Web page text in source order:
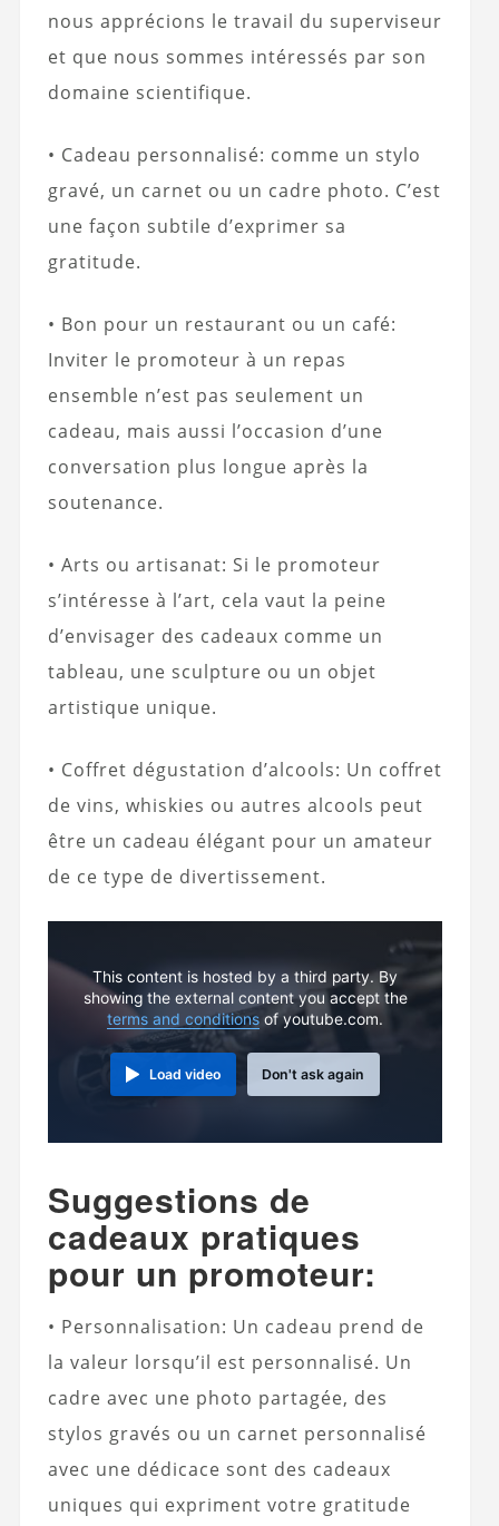
nous apprécions le travail du superviseur
et que nous sommes intéressés par son
domaine scientifique.
• Cadeau personnalisé: comme un stylo
gravé, un carnet ou un cadre photo. C’est
une façon subtile d’exprimer sa
gratitude.
• Bon pour un restaurant ou un café:
Inviter le promoteur à un repas
ensemble n’est pas seulement un
cadeau, mais aussi l’occasion d’une
conversation plus longue après la
soutenance.
• Arts ou artisanat: Si le promoteur
s’intéresse à l’art, cela vaut la peine
d’envisager des cadeaux comme un
tableau, une sculpture ou un objet
artistique unique.
• Coffret dégustation d’alcools: Un coffret
de vins, whiskies ou autres alcools peut
être un cadeau élégant pour un amateur
de ce type de divertissement.
This content is hosted by a third party. By
showing the external content you accept the
terms and conditions of youtube.com.
Load video Don't ask again
Suggestions de
cadeaux pratiques
pour un promoteur:
• Personnalisation: Un cadeau prend de
la valeur lorsqu’il est personnalisé. Un
cadre avec une photo partagée, des
stylos gravés ou un carnet personnalisé
avec une dédicace sont des cadeaux
uniques qui expriment votre gratitude